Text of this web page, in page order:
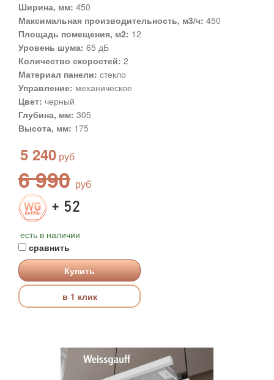
Ширина, мм: 450
Максимальная производительность, м3/ч: 450
Площадь помещения, м2: 12
Уровень шума: 65 дБ
Количество скоростей: 2
Материал панели: стекло
Управление: механическое
Цвет: черный
Глубина, мм: 305
Высота, мм: 175
5 240
6 990
+ 52
есть в наличии
сравнить
Купить
в 1 клик